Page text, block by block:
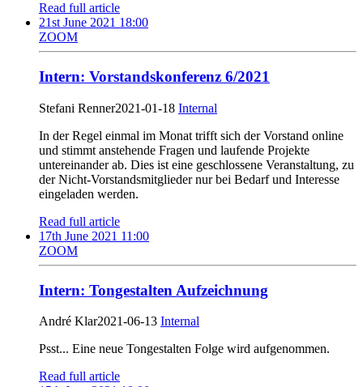
Read full article
21st June 2021 18:00
ZOOM
Intern: Vorstandskonferenz 6/2021
Stefani Renner2021-01-18 Internal
In der Regel einmal im Monat trifft sich der Vorstand online
und stimmt anstehende Fragen und laufende Projekte
untereinander ab. Dies ist eine geschlossene Veranstaltung, zu
der Nicht-Vorstandsmitglieder nur bei Bedarf und Interesse
eingeladen werden.
Read full article
17th June 2021 11:00
ZOOM
Intern: Tongestalten Aufzeichnung
André Klar2021-06-13 Internal
Psst... Eine neue Tongestalten Folge wird aufgenommen.
Read full article